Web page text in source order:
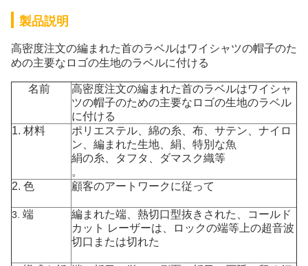
製品説明
高密度注文の編まれた首のラベルはワイシャツの帽子のた
めの主要なロゴの生地のラベルに付ける
名前
高密度注文の編まれた首のラベルはワイシャ
ツの帽子のための主要なロゴの生地のラベル
に付ける
1. 材料
ポリエステル、綿の糸、布、サテン、ナイロ
ン、編まれた生地、絹、特別な魚
絹の糸、タフタ
ダマスク織等
。
2. 色
顧客のアートワークに従って
3. 端
編まれた端、熱切口型抜きされた、コールド
カット レーザーは、ロックの端等上の超音波
切口または切れた